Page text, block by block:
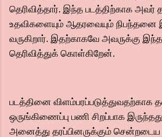
தெரிவித்தார். இந்த படத்திற்காக
உதவிகளையும் ஆதரவையும் நிபந்தனை
வருகிறார்.‌ இதற்காகவே அவருக்கு
தெரிவித்துக் கொள்கிறேன்.
படத்தினை
ஒருங்கிணைப்பு பணி சிறப்பாக
அனைத்து தரப்பினருக்கும் சென்றடைய